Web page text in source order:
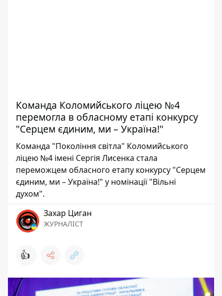
Команда Коломийського ліцею №4
перемогла в обласному етапі конкурсу
"Серцем єдиним, ми – Україна!"
Команда "Покоління світла" Коломийського
ліцею №4 імені Сергія Лисенка стала
переможцем обласного етапу конкурсу "Серцем
єдиним, ми – Україна!" у номінації "Вільні
духом".
Захар Циган
ЖУРНАЛІСТ
👍